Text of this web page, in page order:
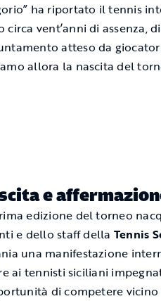
ha riportato il tennis
circa vent’anni di assenza,
atteso da
allora la nascita del
e
edizione del torneo
e dello staff della Tennis
una manifestazione
ai tennisti siciliani
di competere